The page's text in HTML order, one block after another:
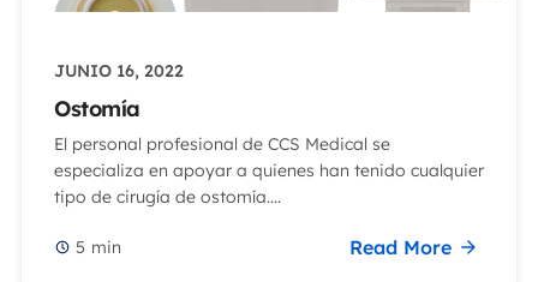
JUNIO 16, 2022
Ostomía
El personal profesional de CCS Medical se
especializa en apoyar a quienes han tenido cualquier
tipo de cirugía de ostomía....
5 min Read More